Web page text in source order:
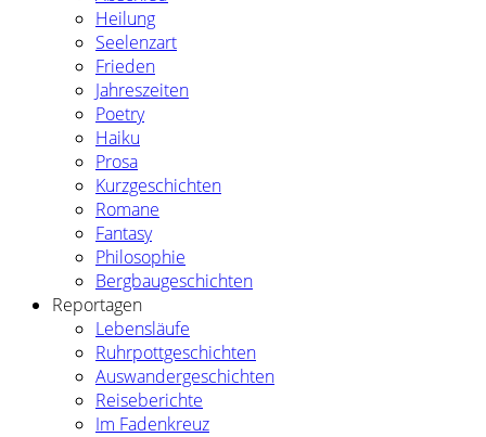
Heilung
Seelenzart
Frieden
Jahreszeiten
Poetry
Haiku
Prosa
Kurzgeschichten
Romane
Fantasy
Philosophie
Bergbaugeschichten
Reportagen
Lebensläufe
Ruhrpottgeschichten
Auswandergeschichten
Reiseberichte
Im Fadenkreuz